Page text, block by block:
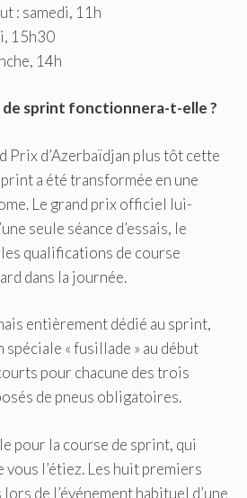
: samedi, 11h
15h30
14h
de sprint fonctionnera-t-elle ?
Prix d’Azerbaïdjan plus tôt cette
a été transformée en une
Le grand prix officiel lui-
seule séance d’essais, le
qualifications de course
dans la journée.
entièrement dédié au sprint,
« fusillade » au début
pour chacune des trois
de pneus obligatoires.
pour la course de sprint, qui
vous l’étiez. Les huit premiers
de l’événement habituel d’une